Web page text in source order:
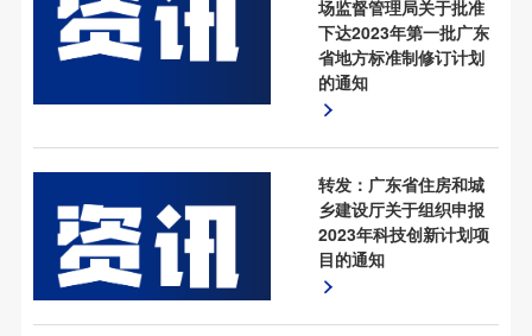
场监督管理局关于批准
下达2023年第一批广东
省地方标准制修订计划
的通知
转发：广东省住房和城
乡建设厅关于组织申报
2023年科技创新计划项
目的通知